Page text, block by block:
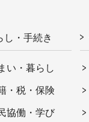
し・手続き
い・暮らし
・税・保険
協働・学び